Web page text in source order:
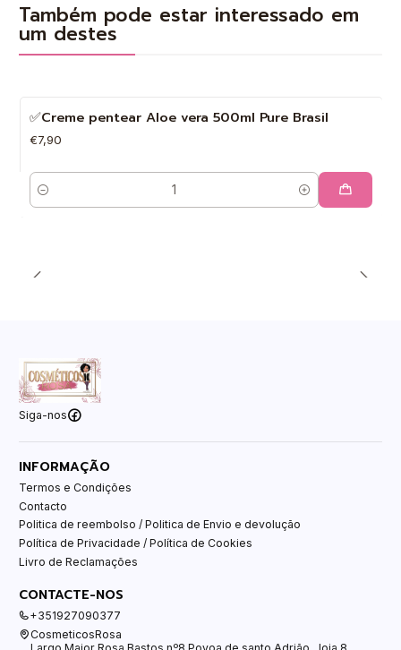
Também pode estar interessado em
um destes
✅Creme pentear Aloe vera 500ml Pure Brasil
€7,90
Quantidade
Siga-nos
INFORMAÇÃO
Termos e Condições
Contacto
Politica de reembolso / Politica de Envio e devolução
Política de Privacidade / Política de Cookies
Livro de Reclamações
CONTACTE-NOS
+351927090377
CosmeticosRosa